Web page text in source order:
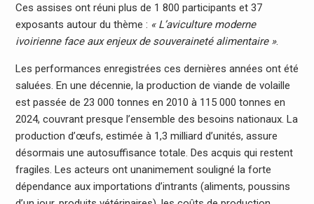
Ces assises ont réuni plus de 1 800 participants et 37
exposants autour du thème : « L’aviculture moderne
ivoirienne face aux enjeux de souveraineté alimentaire ».
Les performances enregistrées ces dernières années ont été
saluées. En une décennie, la production de viande de volaille
est passée de 23 000 tonnes en 2010 à 115 000 tonnes en
2024, couvrant presque l’ensemble des besoins nationaux. La
production d’œufs, estimée à 1,3 milliard d’unités, assure
désormais une autosuffisance totale. Des acquis qui restent
fragiles. Les acteurs ont unanimement souligné la forte
dépendance aux importations d’intrants (aliments, poussins